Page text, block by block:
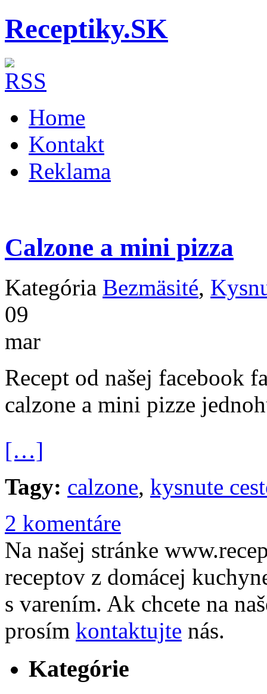
Receptiky.SK
Home
Kontakt
Reklama
Calzone a mini pizza
Kategória Bezmäsité,
09
mar
Recept od našej facebook
calzone a mini pizze
[…]
Tagy: calzone, kysnute
2 komentáre
Na našej stránke
receptov z domácej
s varením. Ak chcete na
prosím kontaktujte nás.
Kategórie